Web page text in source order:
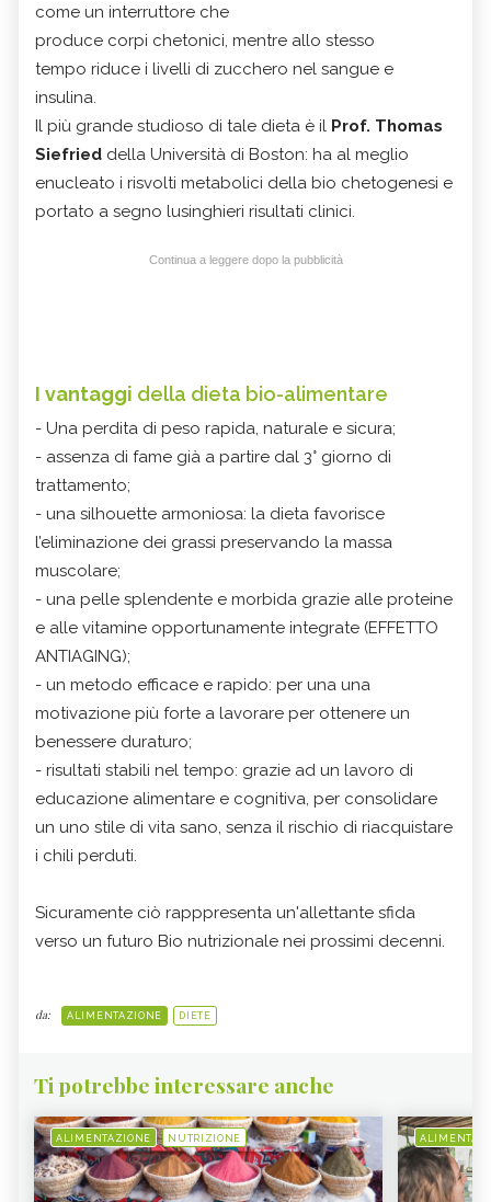
come un interruttore che
produce corpi chetonici, mentre allo stesso
tempo riduce i livelli di zucchero nel sangue e
insulina.
Il più grande studioso di tale dieta è il Prof. Thomas
Siefried della Università di Boston: ha al meglio
enucleato i risvolti metabolici della bio chetogenesi e
portato a segno lusinghieri risultati clinici.
Continua a leggere dopo la pubblicità
I vantaggi della dieta bio-alimentare
- Una perdita di peso rapida, naturale e sicura;
- assenza di fame già a partire dal 3° giorno di
trattamento;
- una silhouette armoniosa: la dieta favorisce
l’eliminazione dei grassi preservando la massa
muscolare;
- una pelle splendente e morbida grazie alle proteine
e alle vitamine opportunamente integrate (EFFETTO
ANTIAGING);
- un metodo efficace e rapido: per una una
motivazione più forte a lavorare per ottenere un
benessere duraturo;
- risultati stabili nel tempo: grazie ad un lavoro di
educazione alimentare e cognitiva, per consolidare
un uno stile di vita sano, senza il rischio di riacquistare
i chili perduti.
Sicuramente ciò rapppresenta un'allettante sfida
verso un futuro Bio nutrizionale nei prossimi decenni.
da: ALIMENTAZIONE DIETE
Ti potrebbe interessare anche
ALIMENTAZIONE NUTRIZIONE